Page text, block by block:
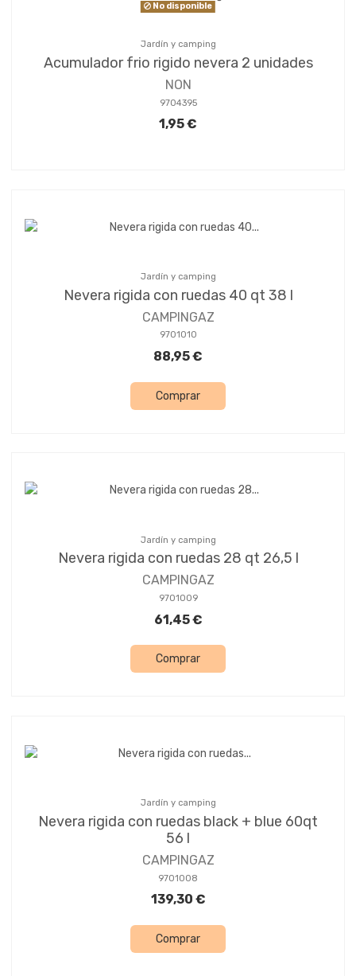
No disponible
Jardín y camping
Acumulador frio rigido nevera 2 unidades
NON
9704395
1,95 €
Jardín y camping
Nevera rigida con ruedas 40 qt 38 l
CAMPINGAZ
9701010
88,95 €
Comprar
Jardín y camping
Nevera rigida con ruedas 28 qt 26,5 l
CAMPINGAZ
9701009
61,45 €
Comprar
Jardín y camping
Nevera rigida con ruedas black + blue 60qt
56 l
CAMPINGAZ
9701008
139,30 €
Comprar